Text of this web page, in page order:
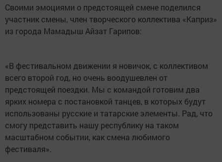
Своими эмоциями о предстоящей смене поделился
участник смены, член творческого коллектива «Каприз»
из города Мамадыш Айзат Гарипов:
«В фестивальном движении я новичок, с коллективом
всего второй год, но очень воодушевлен от
предстоящей поездки. Мы с командой готовим два
ярких номера с постановкой танцев, в которых будут
использованы русские и татарские элементы. Рад, что
смогу представить нашу республику на таком
масштабном событии, как смена любимого
фестиваля».